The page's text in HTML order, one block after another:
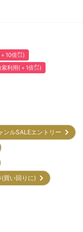
10倍㌽)
索利用(＋1倍㌽)
ンルSALEエントリー
(買い回りに)